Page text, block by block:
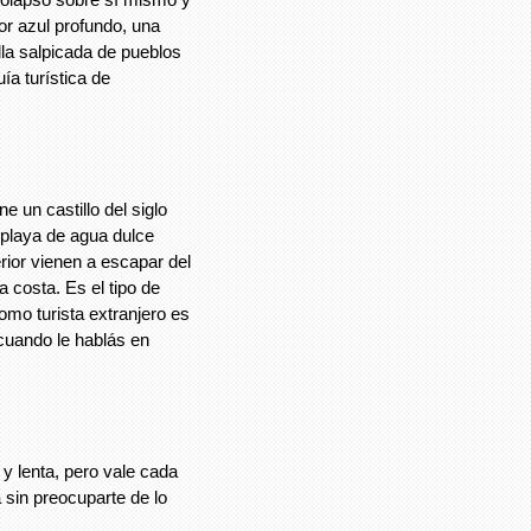
azul profundo, una
salpicada de pueblos
turística de
un castillo del siglo
de agua dulce
vienen a escapar del
costa. Es el tipo de
turista extranjero es
le hablás en
lenta, pero vale cada
preocuparte de lo